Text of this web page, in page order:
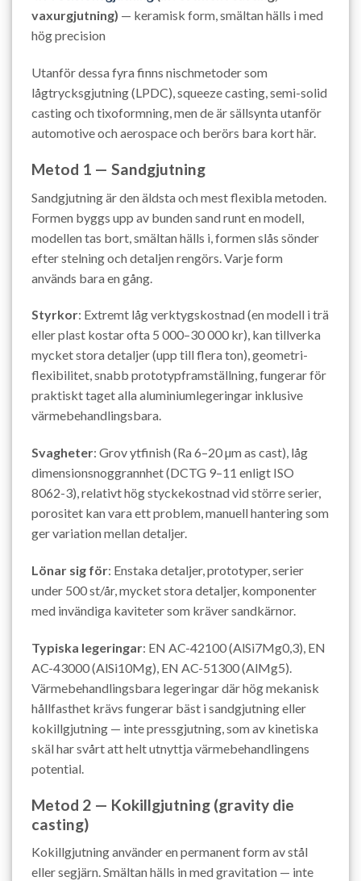
vaxurgjutning) — keramisk form, smältan hälls i med
hög precision
Utanför dessa fyra finns nischmetoder som
lågtrycksgjutning (LPDC), squeeze casting, semi-solid
casting och tixoformning, men de är sällsynta utanför
automotive och aerospace och berörs bara kort här.
Metod 1 — Sandgjutning
Sandgjutning är den äldsta och mest flexibla metoden.
Formen byggs upp av bunden sand runt en modell,
modellen tas bort, smältan hälls i, formen slås sönder
efter stelning och detaljen rengörs. Varje form
används bara en gång.
Styrkor: Extremt låg verktygskostnad (en modell i trä
eller plast kostar ofta 5 000–30 000 kr), kan tillverka
mycket stora detaljer (upp till flera ton), geometri-
flexibilitet, snabb prototypframställning, fungerar för
praktiskt taget alla aluminiumlegeringar inklusive
värmebehandlingsbara.
Svagheter: Grov ytfinish (Ra 6–20 µm as cast), låg
dimensionsnoggrannhet (DCTG 9–11 enligt ISO
8062-3), relativt hög styckekostnad vid större serier,
porositet kan vara ett problem, manuell hantering som
ger variation mellan detaljer.
Lönar sig för: Enstaka detaljer, prototyper, serier
under 500 st/år, mycket stora detaljer, komponenter
med invändiga kaviteter som kräver sandkärnor.
Typiska legeringar: EN AC-42100 (AlSi7Mg0,3), EN
AC-43000 (AlSi10Mg), EN AC-51300 (AlMg5).
Värmebehandlingsbara legeringar där hög mekanisk
hållfasthet krävs fungerar bäst i sandgjutning eller
kokillgjutning — inte pressgjutning, som av kinetiska
skäl har svårt att helt utnyttja värmebehandlingens
potential.
Metod 2 — Kokillgjutning (gravity die
casting)
Kokillgjutning använder en permanent form av stål
eller segjärn. Smältan hälls in med gravitation — inte